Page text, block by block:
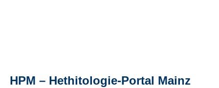
HPM – Hethitologie-Portal Mainz